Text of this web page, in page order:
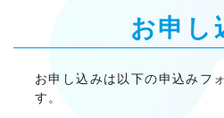
お申し
お申し込みは以下の申込みフ
す。